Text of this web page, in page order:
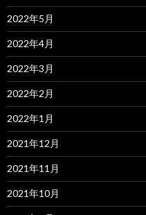
2022年5月
2022年4月
2022年3月
2022年2月
2022年1月
2021年12月
2021年11月
2021年10月